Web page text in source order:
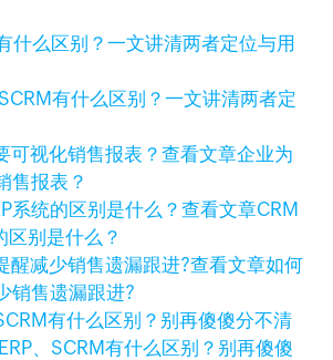
有什么区别？一文讲清两者定
查看文章企业为
售报表？
查看文章CRM
区别是什么？
查看文章如何
销售遗漏跟进?
、SCRM有什么区别？别再傻傻